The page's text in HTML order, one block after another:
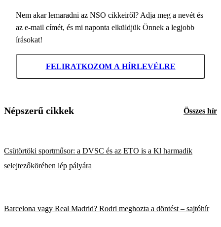
Nem akar lemaradni az NSO cikkeiről? Adja meg a nevét és
az e-mail címét, és mi naponta elküldjük Önnek a legjobb
írásokat!
FELIRATKOZOM A HÍRLEVÉLRE
Népszerű cikkek Összes hír
Csütörtöki sportműsor: a DVSC és az ETO is a Kl harmadik
selejtezőkörében lép pályára
Barcelona vagy Real Madrid? Rodri meghozta a döntést – sajtóhír